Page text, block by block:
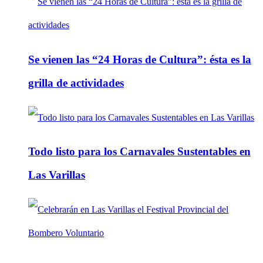
Se vienen las “24 Horas de Cultura”: ésta es la
grilla de actividades
Todo listo para los Carnavales Sustentables en
Las Varillas